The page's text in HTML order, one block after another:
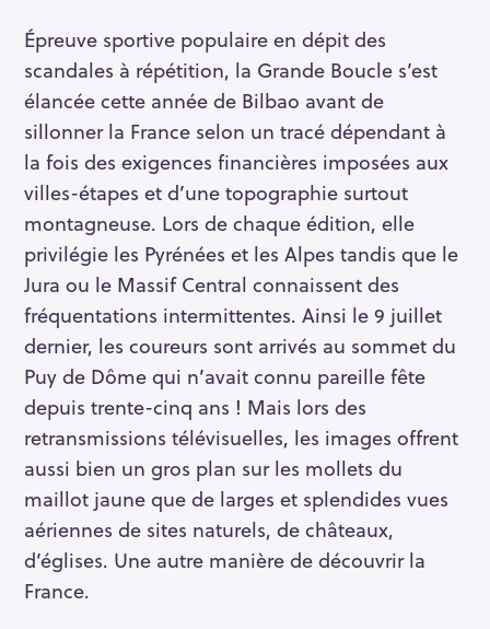
Épreuve sportive populaire en dépit des
scandales à répétition, la Grande Boucle s’est
élancée cette année de Bilbao avant de
sillonner la France selon un tracé dépendant à
la fois des exigences financières imposées aux
villes-étapes et d’une topographie surtout
montagneuse. Lors de chaque édition, elle
privilégie les Pyrénées et les Alpes tandis que le
Jura ou le Massif Central connaissent des
fréquentations intermittentes. Ainsi le 9 juillet
dernier, les coureurs sont arrivés au sommet du
Puy de Dôme qui n’avait connu pareille fête
depuis trente-cinq ans ! Mais lors des
retransmissions télévisuelles, les images offrent
aussi bien un gros plan sur les mollets du
maillot jaune que de larges et splendides vues
aériennes de sites naturels, de châteaux,
d’églises. Une autre manière de découvrir la
France.